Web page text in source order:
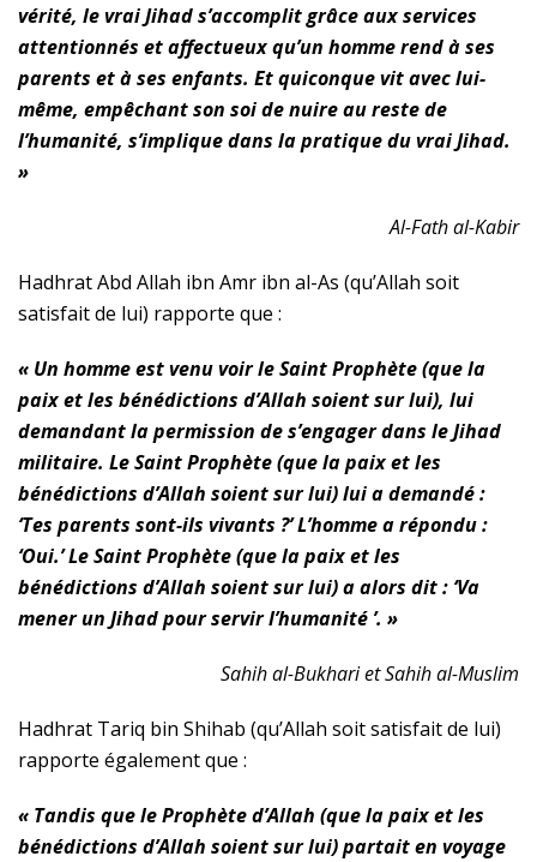
vérité, le vrai Jihad s’accomplit grâce aux services
attentionnés et affectueux qu’un homme rend à ses
parents et à ses enfants. Et quiconque vit avec lui-
même, empêchant son soi de nuire au reste de
l’humanité, s’implique dans la pratique du vrai Jihad.
»
Al-Fath al-Kabir
Hadhrat Abd Allah ibn Amr ibn al-As (qu’Allah soit
satisfait de lui) rapporte que :
« Un homme est venu voir le Saint Prophète (que la
paix et les bénédictions d’Allah soient sur lui), lui
demandant la permission de s’engager dans le Jihad
militaire. Le Saint Prophète (que la paix et les
bénédictions d’Allah soient sur lui) lui a demandé :
‘Tes parents sont-ils vivants ?’ L’homme a répondu :
‘Oui.’ Le Saint Prophète (que la paix et les
bénédictions d’Allah soient sur lui) a alors dit : ‘Va
mener un Jihad pour servir l’humanité ’. »
Sahih al-Bukhari et Sahih al-Muslim
Hadhrat Tariq bin Shihab (qu’Allah soit satisfait de lui)
rapporte également que :
« Tandis que le Prophète d’Allah (que la paix et les
bénédictions d’Allah soient sur lui) partait en voyage